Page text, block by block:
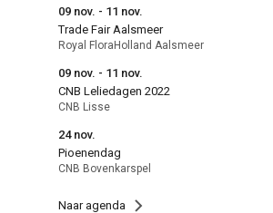
09 nov. - 11 nov.
Trade Fair Aalsmeer
Royal FloraHolland Aalsmeer
09 nov. - 11 nov.
CNB Leliedagen 2022
CNB Lisse
24 nov.
Pioenendag
CNB Bovenkarspel
Naar agenda